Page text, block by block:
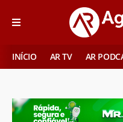
INÍCIO AR TV AR